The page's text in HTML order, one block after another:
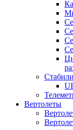
Вертолеты